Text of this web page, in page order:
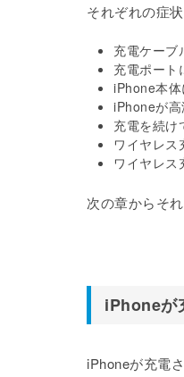
それぞれの症
充電ケーブ
充電ポート
iPhone本体
iPhoneが高
充電を続け
ワイヤレス
ワイヤレス
次の章からそ
iPhoneが
iPhoneが充電